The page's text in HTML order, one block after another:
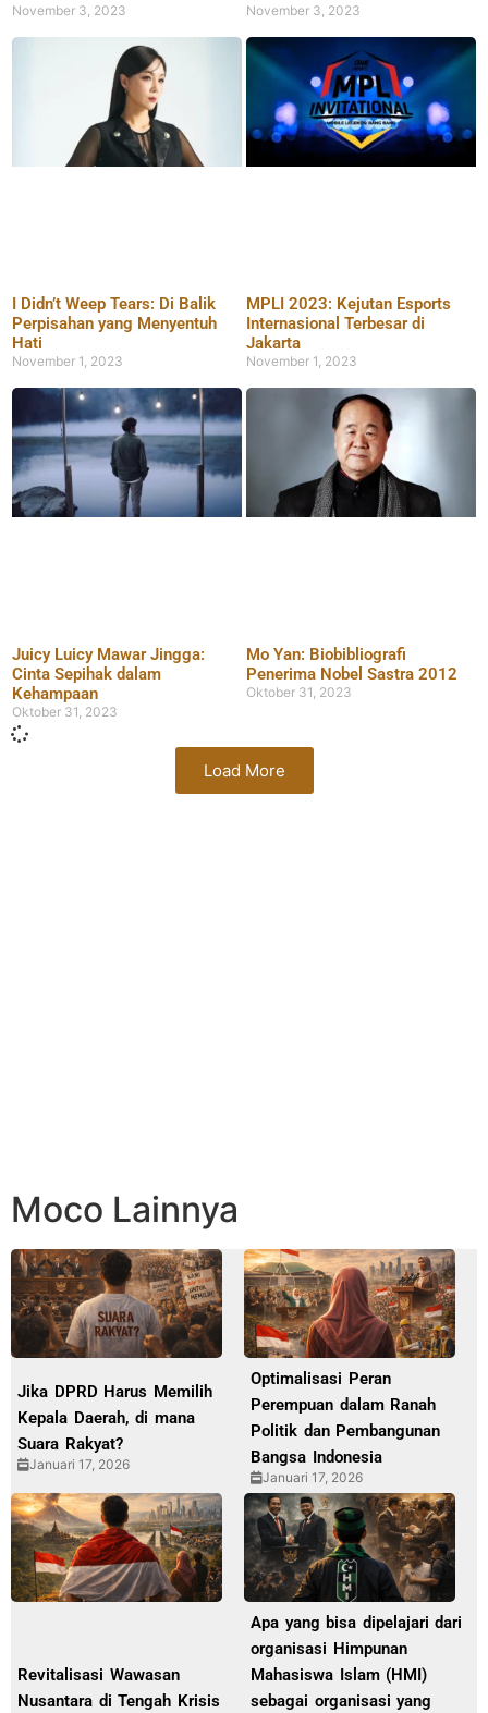
November 3, 2023 November 3, 2023
I Didn’t Weep Tears: Di Balik
Perpisahan yang Menyentuh
Hati
November 1, 2023
MPLI 2023: Kejutan Esports
Internasional Terbesar di
Jakarta
November 1, 2023
Juicy Luicy Mawar Jingga:
Cinta Sepihak dalam
Kehampaan
Oktober 31, 2023
Mo Yan: Biobibliografi
Penerima Nobel Sastra 2012
Oktober 31, 2023
Load More
Moco Lainnya
Jika DPRD Harus Memilih
Kepala Daerah, di mana
Suara Rakyat?
Januari 17, 2026
Optimalisasi Peran
Perempuan dalam Ranah
Politik dan Pembangunan
Bangsa Indonesia
Januari 17, 2026
Revitalisasi Wawasan
Nusantara di Tengah Krisis
Apa yang bisa dipelajari dari
organisasi Himpunan
Mahasiswa Islam (HMI)
sebagai organisasi yang